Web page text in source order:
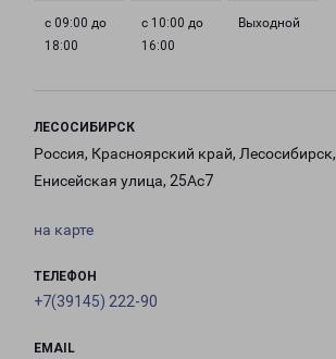
с 09:00 до
18:00
с 10:00 до
16:00
Выходной
ЛЕСОСИБИРСК
Россия, Красноярский край, Лесосибирск,
Енисейская улица, 25Ас7
на карте
ТЕЛЕФОН
+7(39145) 222-90
EMAIL